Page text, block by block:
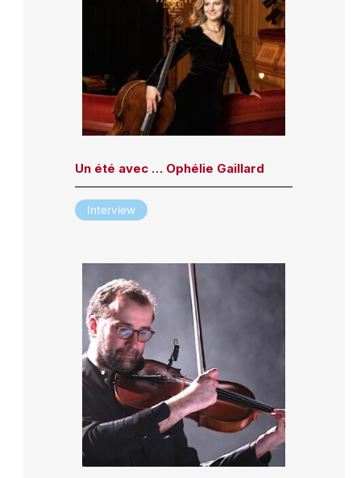
Un été avec … Ophélie Gaillard
Interview